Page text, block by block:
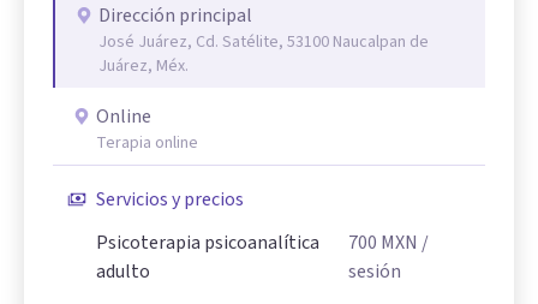
Dirección principal
José Juárez, Cd. Satélite, 53100 Naucalpan de
Juárez, Méx.
Online
Terapia online
Servicios y precios
Psicoterapia psicoanalítica
adulto
700 MXN /
sesión